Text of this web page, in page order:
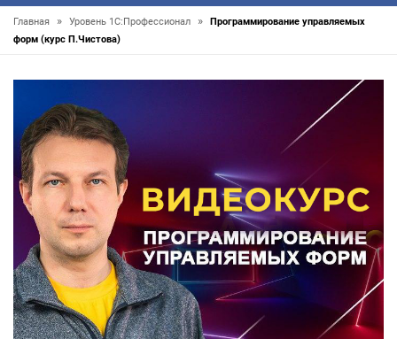
Главная » Уровень 1С:Профессионал »
Программирование управляемых
форм (курс П.Чистова)